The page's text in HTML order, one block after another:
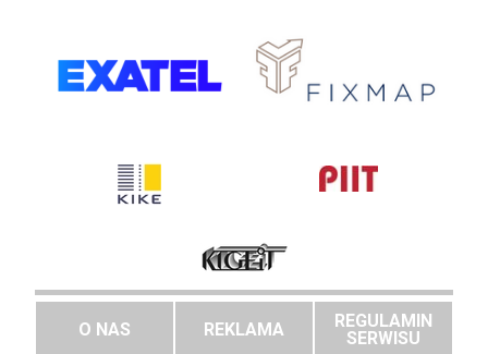
O NAS REKLAMA
REGULAMIN
SERWISU